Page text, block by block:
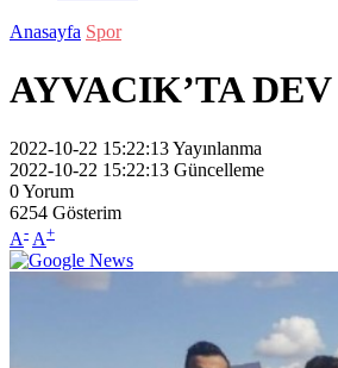
Anasayfa Spor
AYVACIK’TA
2022-10-22 15:22:13Yayınlanma
2022-10-22 15:22:13 Güncelleme
0Yorum
6254 Gösterim
A- A+